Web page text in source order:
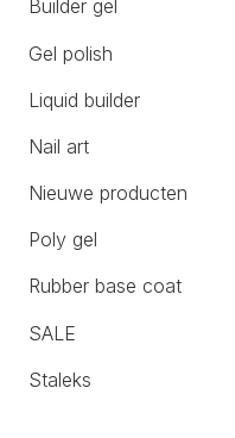
Builder gel
Gel polish
Liquid builder
Nail art
Nieuwe producten
Poly gel
Rubber base coat
SALE
Staleks